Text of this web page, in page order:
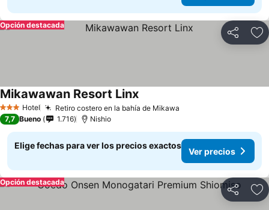
Compartir
Opción destacada
3 Estrellas
Hotel Retiro costero en la bahía de Mikawa
Mikawawan Resort LinxVer precios
7,7 Bueno 1.716 Nishio
Elige fechas para ver los precios exactos
Ver precios
Compartir
Opción destacada